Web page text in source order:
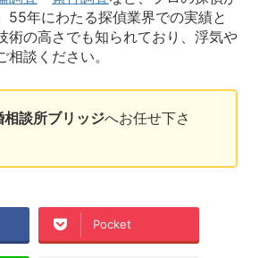
55年にわたる探偵業界での実績と
術の高さでも知られており、浮気や
相談ください。
相談所ブリッジへお任せ下さ
Pocket